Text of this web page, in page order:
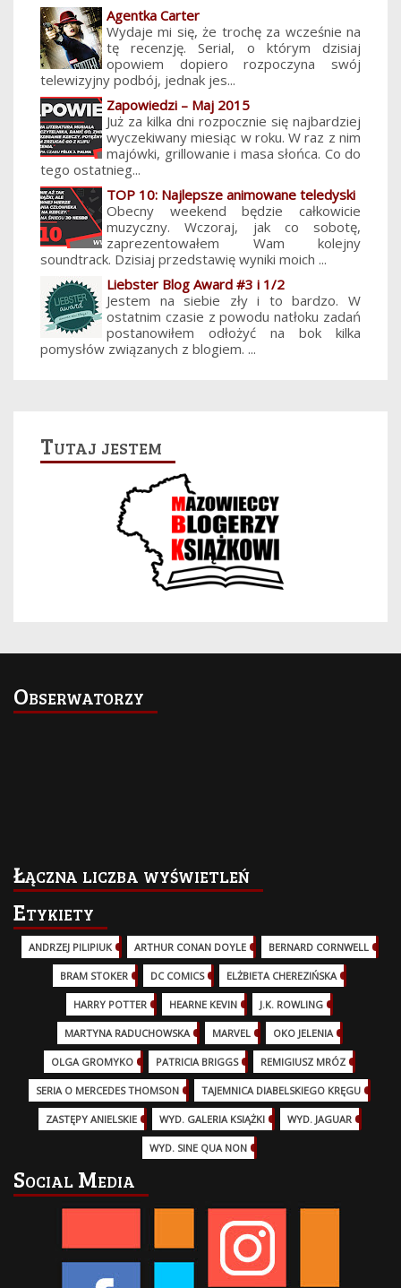
Agentka Carter
Wydaje mi się, że trochę za wcześnie na
tę recenzję. Serial, o którym dzisiaj
opowiem dopiero rozpoczyna swój
telewizyjny podbój, jednak jes...
Zapowiedzi – Maj 2015
Już za kilka dni rozpocznie się najbardziej
wyczekiwany miesiąc w roku. W raz z nim
majówki, grillowanie i masa słońca. Co do
tego ostatnieg...
TOP 10: Najlepsze animowane teledyski
Obecny weekend będzie całkowicie
muzyczny. Wczoraj, jak co sobotę,
zaprezentowałem Wam kolejny
soundtrack. Dzisiaj przedstawię wyniki moich ...
Liebster Blog Award #3 i 1/2
Jestem na siebie zły i to bardzo. W
ostatnim czasie z powodu natłoku zadań
postanowiłem odłożyć na bok kilka
pomysłów związanych z blogiem. ...
Tutaj jestem
Obserwatorzy
Łączna liczba wyświetleń
Etykiety
ANDRZEJ PILIPIUK (29)ARTHUR CONAN DOYLE BERNARD CORNWELL
BRAM STOKER DC COMICS (17)ELŻBIETA CHEREZIŃSKA
HARRY POTTER (13)HEARNE KEVIN J.K. ROWLING
MARTYNA RADUCHOWSKA MARVEL (32)OKO JELENIA
OLGA GROMYKO PATRICIA BRIGGS (12)REMIGIUSZ MRÓZ
SERIA O MERCEDES THOMSON (11)TAJEMNICA DIABELSKIEGO KRĘGU
ZASTĘPY ANIELSKIE WYD. GALERIA KSIĄŻKI WYD. JAGUAR
WYD. SINE QUA NON
Social Media